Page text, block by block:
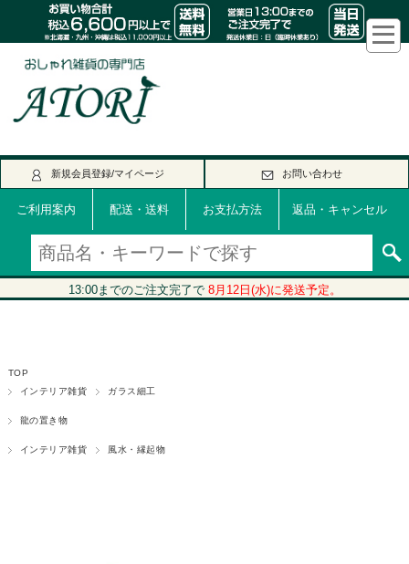
新規会員登録/マイページ お問い合わせ
ご利用案内 配送・送料 お支払方法 返品・キャンセル
TOP
インテリア雑貨
ガラス細工
龍の置き物
インテリア雑貨 風水・縁起物